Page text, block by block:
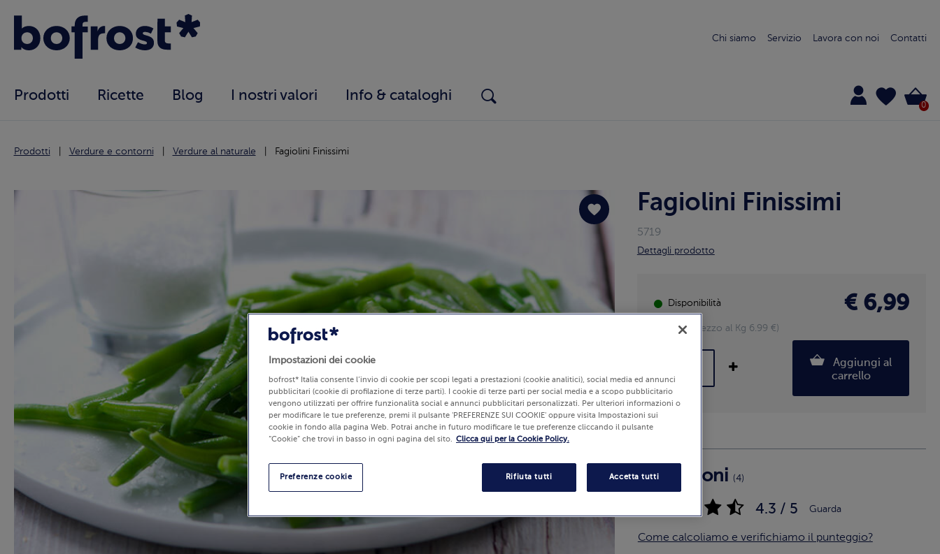
Chi siamo Servizio Lavora con noi Contatti
Prodotti Ricette Blog I nostri valori Info & cataloghi
0
Prodotti Verdure e contorni Verdure al naturale Fagiolini Finissimi
Fagiolini Finissimi
5719
Dettagli prodotto
Disponibilità € 6,99
1000 g (Prezzo al Kg 6.99 €)
Aggiungi al
carrello
Recensioni (4)
4.3 / 5 Guarda
Come calcoliamo e verifichiamo il punteggio?
Impostazioni dei cookie
bofrost* Italia consente l’invio di cookie per scopi legati a prestazioni (cookie analitici), social media ed annunci
pubblicitari (cookie di profilazione di terze parti). I cookie di terze parti per social media e a scopo pubblicitario
vengono utilizzati per offrire funzionalità social e annunci pubblicitari personalizzati. Per ulteriori informazioni o
per modificare le tue preferenze, premi il pulsante 'PREFERENZE SUI COOKIE' oppure visita Impostazioni sui
cookie in fondo alla pagina Web. Potrai anche in futuro modificare le tue preferenze cliccando il pulsante
“Cookie” che trovi in basso in ogni pagina del sito. Clicca qui per la Cookie Policy.
Rifiuta tutti Accetta tutti
Preferenze cookie